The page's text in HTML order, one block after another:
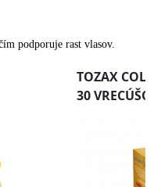
podporuje rast vlasov.